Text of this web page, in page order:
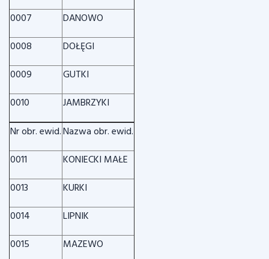
0007
DANOWO
0008
DOŁĘGI
0009
GUTKI
0010
JAMBRZYKI
Nr obr. ewid.Nazwa obr. ewid.
0011
KONIECKI MAŁE
0013
KURKI
0014
LIPNIK
0015
MAZEWO